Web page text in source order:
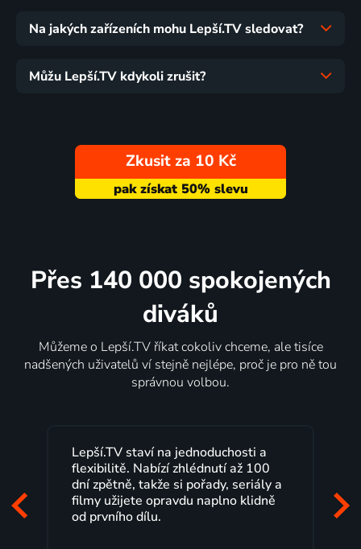
Na jakých zařízeních mohu Lepší.TV sledovat?
Můžu Lepší.TV kdykoli zrušit?
Zkusit za 10 Kč
Přes 140 000 spokojených
diváků
Můžeme o Lepší.TV říkat cokoliv chceme, ale tisíce
nadšených uživatelů ví stejně nejlépe, proč je pro ně tou
správnou volbou.
Lepší.TV staví na jednoduchosti a
flexibilitě. Nabízí zhlédnutí až 100
dní zpětně, takže si pořady, seriály a
filmy užijete opravdu naplno klidně
od prvního dílu.